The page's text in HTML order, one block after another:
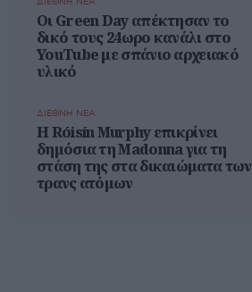
Οι Green Day απέκτησαν το
δικό τους 24ωρο κανάλι στο
YouTube με σπάνιο αρχειακό
υλικό
ΔΙΕΘΝΗ ΝΕΑ
Η Róisín Murphy επικρίνει
δημόσια τη Madonna για τη
στάση της στα δικαιώματα των
τρανς ατόμων